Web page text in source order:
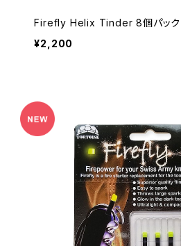
Firefly Helix Tinder 8個パック（
¥2,200